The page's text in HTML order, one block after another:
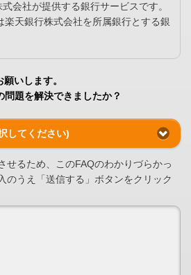
会社が提供する銀行サービスです。
楽天銀行株式会社を所属銀行とする銀
いします。
題を解決できましたか？
してください)
せるため、このFAQのわかりづらかっ
のうえ「送信する」ボタンをクリック